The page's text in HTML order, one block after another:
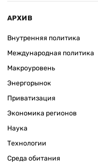
АРХИВ
Внутренняя политика
Международная политика
Макроуровень
Энергорынок
Приватизация
Экономика регионов
Наука
Технологии
Среда обитания